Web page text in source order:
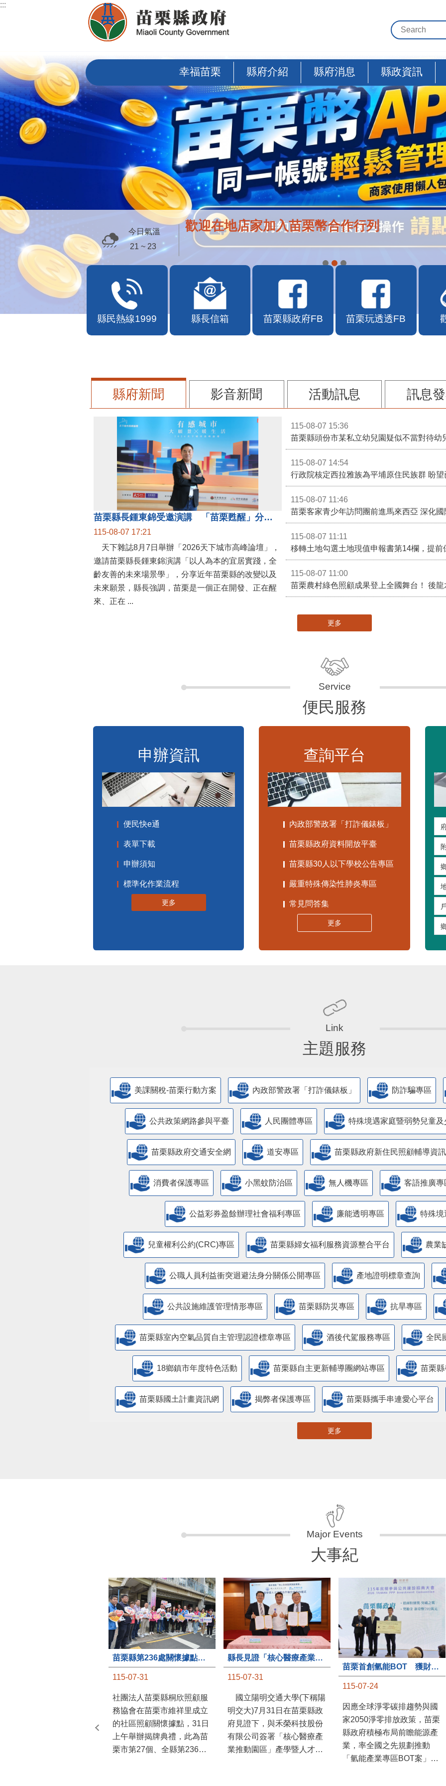
跳到主要內容區塊
:::
幸福苗栗 縣府介紹 縣府消息 縣政資訊
歡迎在地店家加入苗栗幣合作行列
今日氣溫
21 ~ 23
縣民熱線1999 縣長信箱 苗栗縣政府FB 苗栗玩透透FB
縣府新聞 影音新聞 活動訊息 訊息
苗栗縣長鍾東錦受邀演講 「苗栗甦醒」分享近年轉變
115-08-07 17:21
天下雜誌8月7日舉辦「2026天下城市高峰論壇」，
邀請苗栗縣長鍾東錦演講「以人為本的宜居實踐，全
齡友善的未來場景學」，分享近年苗栗縣的改變以及
未來願景，縣長強調，苗栗是一個正在開發、正在醒
115-08-07 15:36
苗栗縣頭份市某私立幼兒園疑似不當對待幼
115-08-07 14:54
115-08-07 11:46
苗栗客家青少年訪問團前進馬來西亞 深化
115-08-07 11:11
移轉土地勾選土地現值申報書第14欄，提前
115-08-07 11:00
更多
便民服務
申辦資訊
便民快e通
表單下載
申辦須知
標準化作業流程
更多
查詢平台
內政部警政署「打詐儀錶板」
苗栗縣政府資料開放平臺
苗栗縣30人以下學校公告專區
嚴重特殊傳染性肺炎專區
常見問答集
更多
主題服務
美課關稅-苗栗行動方案 內政部警政署「打詐儀錶板」 防詐騙專區
公共政策網路參與平臺 人民團體專區 特殊境遇家庭暨弱勢兒童
苗栗縣政府交通安全網 道安專區 苗栗縣政府新住民照顧輔導資
消費者保護專區 小黑蚊防治區 無人機專區 客語推廣專
公益彩券盈餘辦理社會福利專區 廉能透明專區 特殊境
兒童權利公約(CRC)專區 苗栗縣婦女福利服務資源整合平台 農業
公職人員利益衝突迴避法身分關係公開專區 產地證明標章查詢
​公共設施維護管理情形專區 苗栗縣防災專區 抗旱專區
苗栗縣室內空氣品質自主管理認證標章專區 酒後代駕服務專區 全民
18鄉鎮市年度特色活動 苗栗縣自主更新輔導團網站專區 苗栗
苗栗縣國土計畫資訊網 揭弊者保護專區 苗栗縣攜手串連愛心平台
更多
大事紀
苗栗縣第236處關懷據點在苗栗市維祥里揭牌
115-07-31
社團法人苗栗縣桐欣照顧服
務協會在苗栗市維祥里成立
的社區照顧關懷據點，31日
上午舉辦揭牌典禮，此為苗
栗市第27個、全縣第236處
115-07-31
國立陽明交通大學(下稱陽
明交大)7月31日在苗栗縣政
府見證下，與禾榮科技股份
有限公司簽署「核心醫療產
業推動園區」產學暨人才培
苗栗首創氫能BOT 獲財政部「突破之翼」肯定
115-07-24
因應全球淨零碳排趨勢與國
家2050淨零排放政策，苗栗
縣政府積極布局前瞻能源產
業，率全國之先規劃推動
「氫能產業專區BOT案」，